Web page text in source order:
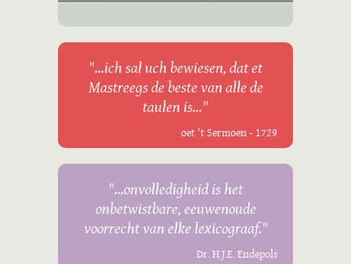
"...ich sal uch bewiesen, dat et
Mastreegs de beste van alle de
taulen is..."
oet 't Sermoen - 1729
"...onvolledigheid is het
onbetwistbare, eeuwenoude
voorrecht van elke lexicograaf."
Dr. H.J.E. Endepols